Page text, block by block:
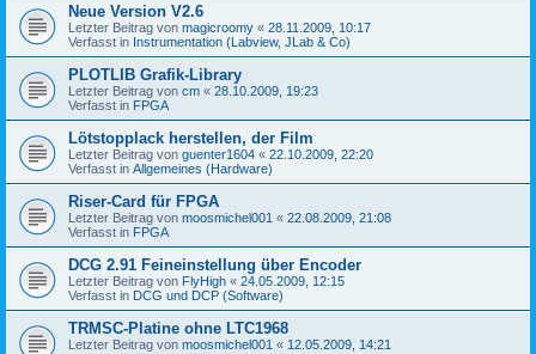
Neue Version V2.6
Letzter Beitrag von magicroomy « 28.11.2009, 10:17
Verfasst in Instrumentation (Labview, JLab & Co)
PLOTLIB Grafik-Library
Letzter Beitrag von cm « 28.10.2009, 19:23
Verfasst in FPGA
Lötstopplack herstellen, der Film
Letzter Beitrag von guenter1604 « 22.10.2009, 22:20
Verfasst in Allgemeines (Hardware)
Riser-Card für FPGA
Letzter Beitrag von moosmichel001 « 22.08.2009, 21:08
Verfasst in FPGA
DCG 2.91 Feineinstellung über Encoder
Letzter Beitrag von FlyHigh « 24.05.2009, 12:15
Verfasst in DCG und DCP (Software)
TRMSC-Platine ohne LTC1968
Letzter Beitrag von moosmichel001 « 12.05.2009, 14:21